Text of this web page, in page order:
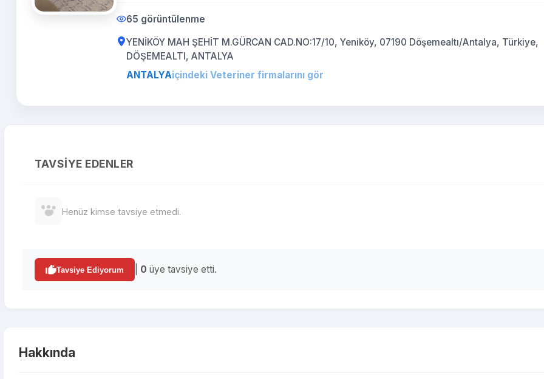
65 görüntülenme
YENİKÖY MAH ŞEHİT M.GÜRCAN CAD.NO:17/10, Yeniköy, 07190 Döşemealtı/Antalya, Türkiye,
DÖŞEMEALTI, ANTALYA
ANTALYAiçindeki Veteriner firmalarını gör
TAVSIYE EDENLER
Henüz kimse tavsiye etmedi.
Tavsiye Ediyorum 0 üye tavsiye etti.
Hakkında